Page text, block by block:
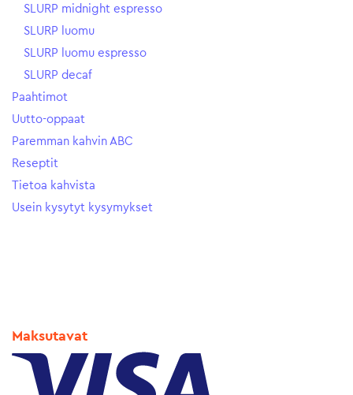
SLURP midnight espresso
SLURP luomu
SLURP luomu espresso
SLURP decaf
Paahtimot
Uutto-oppaat
Paremman kahvin ABC
Reseptit
Tietoa kahvista
Usein kysytyt kysymykset
Maksutavat